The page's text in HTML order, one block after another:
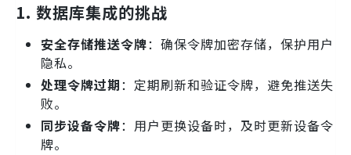
1. 数据库集成的挑战
安全存储推送令牌：确保令牌加密存储，保护用户
隐私。
处理令牌过期：定期刷新和验证令牌，避免推送失
败。
同步设备令牌：用户更换设备时，及时更新设备令
牌。